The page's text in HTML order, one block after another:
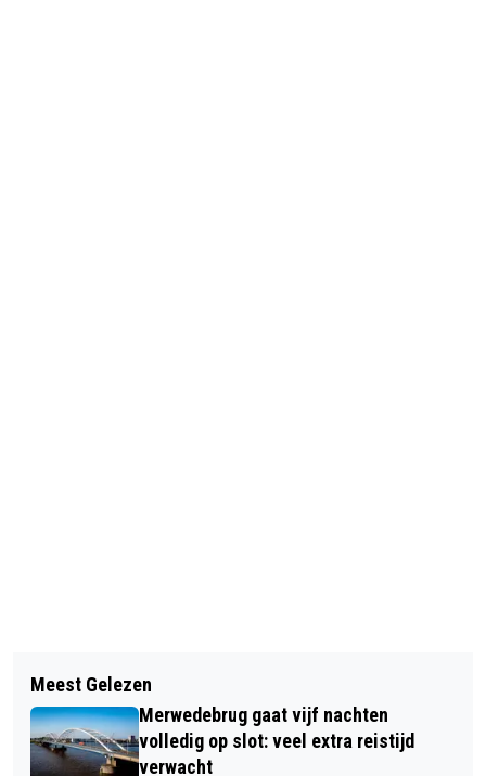
CELSTRAFFEN TOT 4 JAAR VOOR
GROOTSCHALIGE DRUGSHANDEL
ONDERNEMERS IN GELIJK BIJ
ACQUISITIEFRAUDE
Meest Gelezen
Merwedebrug gaat vijf nachten
volledig op slot: veel extra reistijd
verwacht